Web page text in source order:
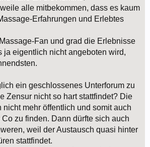
alle mitbekommen, dass es kaum
Erfahrungen und Erlebtes
Fan und grad die Erlebnisse
ja eigentlich nicht angeboten wird,
ein geschlossenes Unterforum zu
Zensur nicht so hart stattfindet? Die
nicht mehr öffentlich und somit auch
zu finden. Dann dürfte sich auch
weil der Austausch quasi hinter
stattfindet.